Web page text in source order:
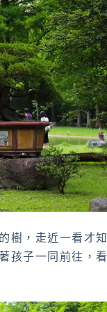
樹，走近一看才知
孩子一同前往，看